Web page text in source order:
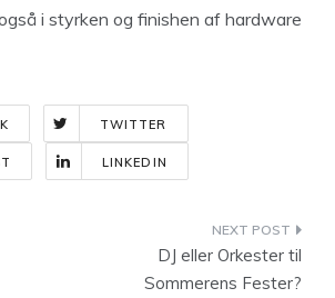
i styrken og finishen af hardware
TWITTER
LINKEDIN
DJ eller Orkester til
Sommerens Fester?